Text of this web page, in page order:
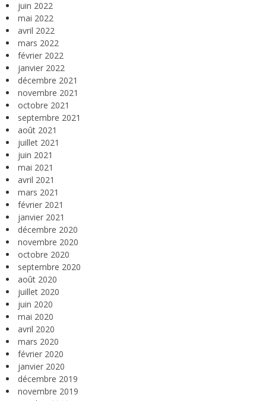
juin 2022
mai 2022
avril 2022
mars 2022
février 2022
janvier 2022
décembre 2021
novembre 2021
octobre 2021
septembre 2021
août 2021
juillet 2021
juin 2021
mai 2021
avril 2021
mars 2021
février 2021
janvier 2021
décembre 2020
novembre 2020
octobre 2020
septembre 2020
août 2020
juillet 2020
juin 2020
mai 2020
avril 2020
mars 2020
février 2020
janvier 2020
décembre 2019
novembre 2019